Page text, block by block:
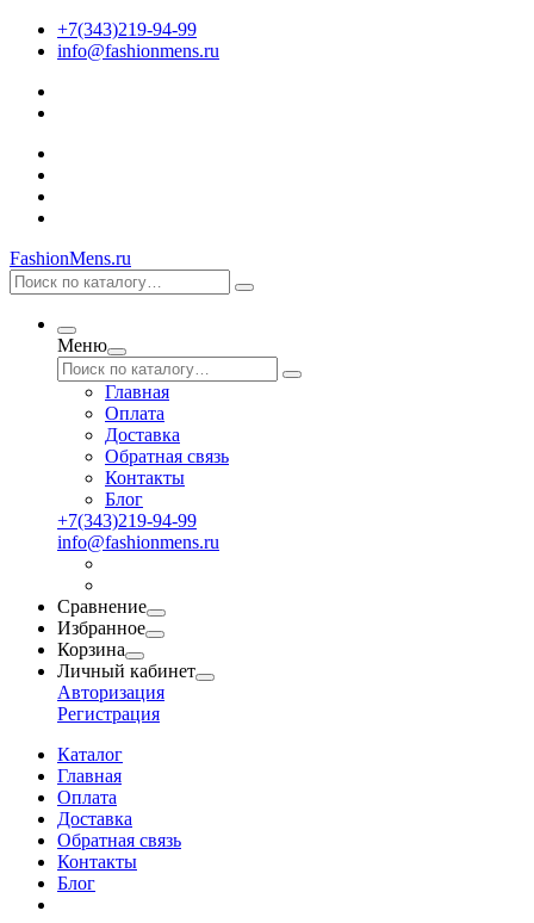
+7(343)219-94-99
info@fashionmens.ru
FashionMens.ru
Меню
Главная
Оплата
Доставка
Обратная связь
Контакты
Блог
+7(343)219-94-99
info@fashionmens.ru
Сравнение
Избранное
Корзина
Личный кабинет
Авторизация
Регистрация
Каталог
Главная
Оплата
Доставка
Обратная связь
Контакты
Блог